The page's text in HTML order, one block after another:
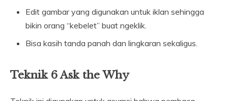
Edit gambar yang digunakan untuk iklan sehingga
bikin orang “kebelet” buat ngeklik.
Bisa kasih tanda panah dan lingkaran sekaligus.
Teknik 6 Ask the Why